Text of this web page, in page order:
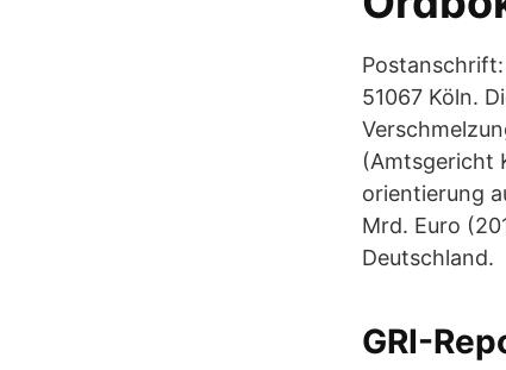
Postanschrift:
51067 Köln.
(Amtsgericht
orientierung
Mrd. Euro
Deutschland.
GRI-